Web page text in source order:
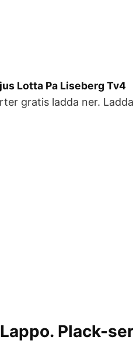
Lotta Pa Liseberg Tv4
gratis ladda ner.
Plack-